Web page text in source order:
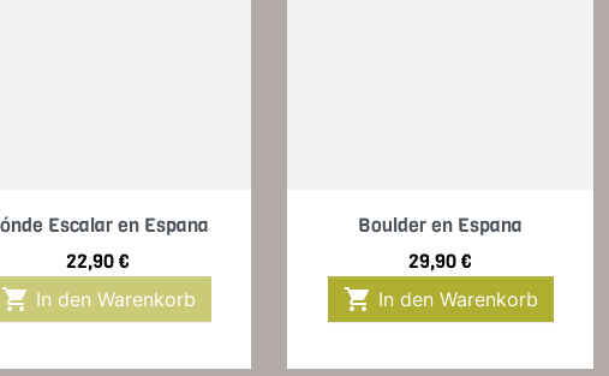
 Vorschau
Escalar en Espana
Preis
22,90 €
 In den Warenkorb
 Vorschau
Boulder en Espana
Preis
29,90 €
 In den Warenkorb